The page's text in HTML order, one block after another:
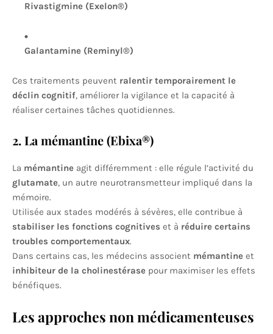
Rivastigmine (Exelon®)
Galantamine (Reminyl®)
Ces traitements peuvent ralentir temporairement le
déclin cognitif, améliorer la vigilance et la capacité à
réaliser certaines tâches quotidiennes.
2. La mémantine (Ebixa®)
La mémantine agit différemment : elle régule l’activité du
glutamate, un autre neurotransmetteur impliqué dans la
mémoire.
Utilisée aux stades modérés à sévères, elle contribue à
stabiliser les fonctions cognitives et à réduire certains
troubles comportementaux.
Dans certains cas, les médecins associent mémantine et
inhibiteur de la cholinestérase pour maximiser les effets
bénéfiques.
Les approches non médicamenteuses